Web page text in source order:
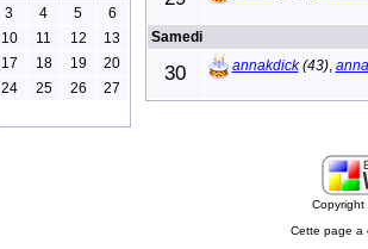
Samedi
30 annakdick(43),
3 4 5 6
10 11 12 13
17 18 19 20
24 25 26 27
Cette page a